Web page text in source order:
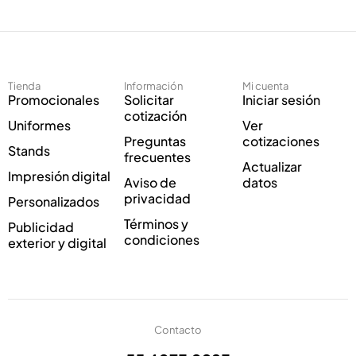
o
e
c
r
ó
i
c
*
c
n
i
c
o
*
Tienda
Promocionales
Uniformes
Stands
Impresión digital
Personalizados
Publicidad
exterior y digital
Información
Solicitar
cotización
Preguntas
frecuentes
Aviso de
privacidad
Términos y
condiciones
Mi cuenta
Iniciar sesión
Ver
cotizaciones
Actualizar
datos
Contacto